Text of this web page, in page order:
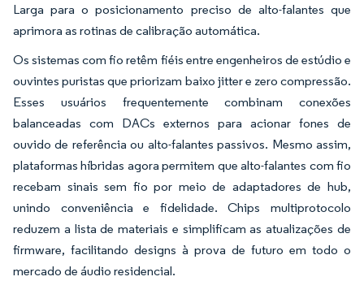
Larga para o posicionamento preciso de alto-falantes que
aprimora as rotinas de calibração automática.
Os sistemas com fio retêm fiéis entre engenheiros de estúdio e
ouvintes puristas que priorizam baixo jitter e zero compressão.
Esses usuários frequentemente combinam conexões
balanceadas com DACs externos para acionar fones de
ouvido de referência ou alto-falantes passivos. Mesmo assim,
plataformas híbridas agora permitem que alto-falantes com fio
recebam sinais sem fio por meio de adaptadores de hub,
unindo conveniência e fidelidade. Chips multiprotocolo
reduzem a lista de materiais e simplificam as atualizações de
firmware, facilitando designs à prova de futuro em todo o
mercado de áudio residencial.